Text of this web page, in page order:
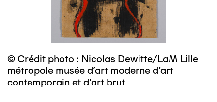
© Crédit photo : Nicolas Dewitte/LaM Lille
métropole musée d’art moderne d’art
contemporain et d’art brut